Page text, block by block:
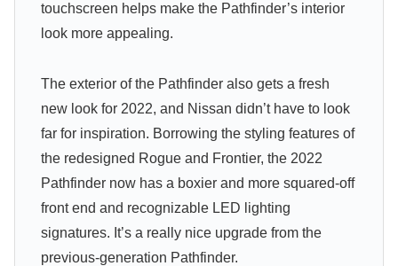
touchscreen helps make the Pathfinder’s interior
look more appealing.
The exterior of the Pathfinder also gets a fresh
new look for 2022, and Nissan didn’t have to look
far for inspiration. Borrowing the styling features of
the redesigned Rogue and Frontier, the 2022
Pathfinder now has a boxier and more squared-off
front end and recognizable LED lighting
signatures. It’s a really nice upgrade from the
previous-generation Pathfinder.